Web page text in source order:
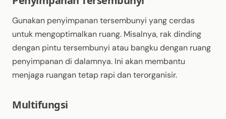
Gunakan penyimpanan tersembunyi yang cerdas
untuk mengoptimalkan ruang. Misalnya, rak dinding
dengan pintu tersembunyi atau bangku dengan ruang
penyimpanan di dalamnya. Ini akan membantu
menjaga ruangan tetap rapi dan terorganisir.
Multifungsi